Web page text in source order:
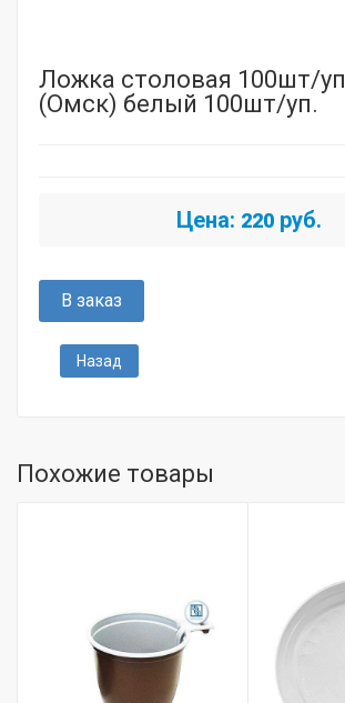
Ложка столовая 100шт/уп
(Омск) белый 100шт/уп.
Цена: 220руб.
В заказ
Назад
Похожие товары